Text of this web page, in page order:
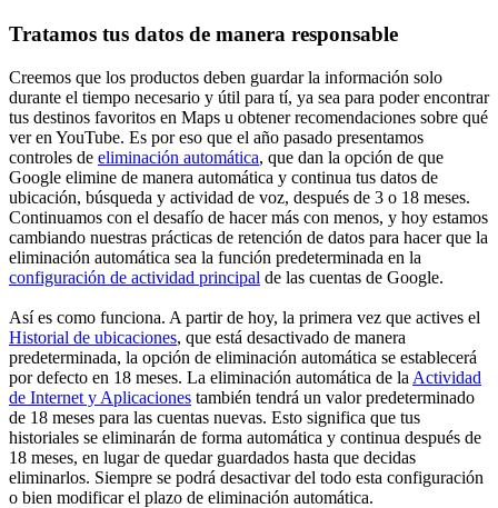
Tratamos tus datos de manera responsable
Creemos que los productos deben guardar la información solo
durante el tiempo necesario y útil para tí, ya sea para poder encontrar
tus destinos favoritos en Maps u obtener recomendaciones sobre qué
ver en YouTube. Es por eso que el año pasado presentamos
controles de eliminación automática, que dan la opción de que
Google elimine de manera automática y continua tus datos de
ubicación, búsqueda y actividad de voz, después de 3 o 18 meses.
Continuamos con el desafío de hacer más con menos, y hoy estamos
cambiando nuestras prácticas de retención de datos para hacer que la
eliminación automática sea la función predeterminada en la
configuración de actividad principal de las cuentas de Google.
Así es como funciona. A partir de hoy, la primera vez que actives el
Historial de ubicaciones, que está desactivado de manera
predeterminada, la opción de eliminación automática se establecerá
por defecto en 18 meses. La eliminación automática de la Actividad
de Internet y Aplicaciones también tendrá un valor predeterminado
de 18 meses para las cuentas nuevas. Esto significa que tus
historiales se eliminarán de forma automática y continua después de
18 meses, en lugar de quedar guardados hasta que decidas
eliminarlos. Siempre se podrá desactivar del todo esta configuración
o bien modificar el plazo de eliminación automática.